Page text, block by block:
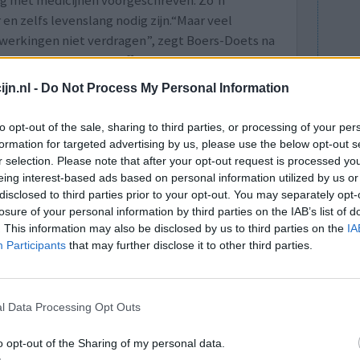
- Do Not Process My Personal Information
opt-out of the sale, sharing to third parties, or processing of your
for targeted advertising by us, please use the below opt-out
selection. Please note that after your opt-out request is processed
interest-based ads based on personal information utilized by us
to third parties prior to your opt-out. You may separately
of your personal information by third parties on the IAB’s list of
This information may also be disclosed by us to third parties on the
Participants that may further disclose it to other third parties.
Data Processing Opt Outs
opt-out of the Sharing of my personal data.
zelfs levenslang nodig zijn.“Maar veel
niet verdragen”, zegt Boers-Doets na
een stuk minder effectief.”
kunnen patiënten met kanker vaker hun
gemiddeld vijf maanden langer kunnen
naar artikel
leeftijd algehele tevredenheid
4 5 6 7